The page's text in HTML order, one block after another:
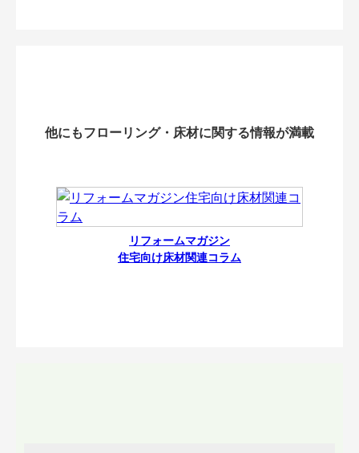
他にもフローリング・床材に関する情報が満載
リフォームマガジン
住宅向け床材関連コラム